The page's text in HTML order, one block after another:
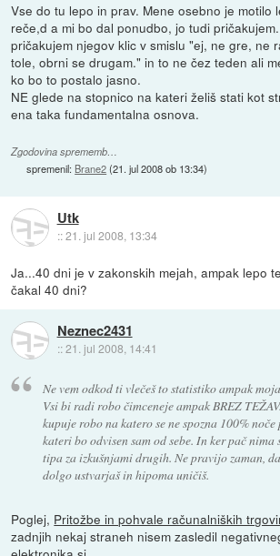
Vse do tu lepo in prav. Mene osebno je motilo
reče,d a mi bo dal ponudbo, jo tudi
pričakujem njegov klic v smislu "ej, ne gre, ne
tole, obrni se drugam." in to ne čez teden ali
ko bo to postalo jasno.
NE glede na stopnico na kateri želiš stati kot
ena taka fundamentalna osnova.
Zgodovina sprememb…
spremenil: Brane2(21. jul 2008 ob 13:34)
Utk
::21. jul 2008, 13:34
Ja...40 dni je v zakonskih mejah, ampak lepo
čakal 40 dni?
Neznec2431
::21. jul 2008, 14:41
Ne vem odkod ti vlečeš to statistiko ampak
Vsi bi radi robo čimceneje ampak BREZ
kupuje robo na katero se ne spozna 100%
kateri bo odvisen sam od sebe. In ker pač nima
tipa za izkušnjami drugih. Ne pravijo zaman,
dolgo ustvarjaš in hipoma uničiš.
Poglej, Pritožbe in pohvale računalniških
zadnjih nekaj straneh nisem zasledil